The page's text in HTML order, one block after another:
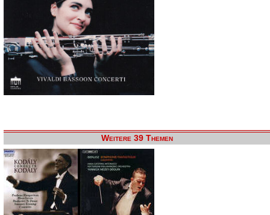
Weitere 39 Themen